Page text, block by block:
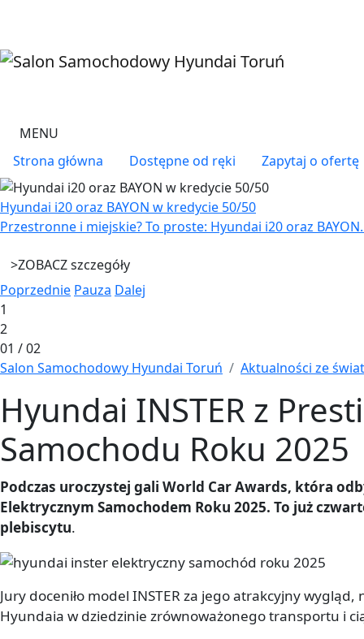
MENU
Menu right
Strona główna Dostępne od ręki Zapytaj o ofertę
Hyundai i20 oraz BAYON w kredycie 50/50
Przestronne i miejskie? To proste: Hyundai i20 oraz
>ZOBACZ szczegóły
Poprzednie Pauza Dalej
1
2
01 /02
Salon Samochodowy Hyundai Toruń
Aktualności ze
Hyundai INSTER z
Samochodu Roku 2025
Podczas uroczystej gali World Car Awards, która
Elektrycznym Samochodem Roku 2025. To już
plebiscytu.
Jury doceniło model INSTER za jego atrakcyjny
Hyundaia w dziedzinie zrównoważonego transportu i